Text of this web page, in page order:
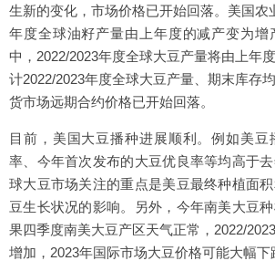
生新的变化，市场价格已开始回落。美国农
年度全球油籽产量由上年度的减产变为增
中，2022/2023年度全球大豆产量将由上年
计2022/2023年度全球大豆产量、期末库存
货市场远期合约价格已开始回落。
目前，美国大豆播种进展顺利。例如美豆
率、今年首次发布的大豆优良率等均高于
球大豆市场关注的重点是美豆最终种植面
豆生长状况的影响。另外，今年南美大豆
果四季度南美大豆产区天气正常，2022/
增加，2023年国际市场大豆价格可能大幅下